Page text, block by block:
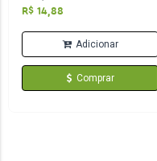
R$ 14,88
Adicionar
Comprar